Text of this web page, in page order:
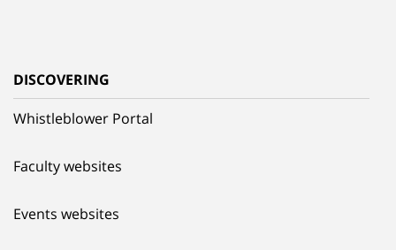
DISCOVERING
Whistleblower Portal
Faculty websites
Events websites